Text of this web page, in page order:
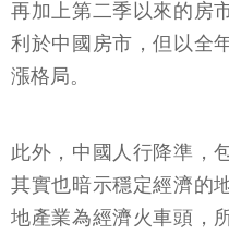
再加上第二季以來的房
利於中國房市，但以全
漲格局。
此外，中國人行降準，
其實也暗示穩定經濟的
地產業為經濟火車頭，